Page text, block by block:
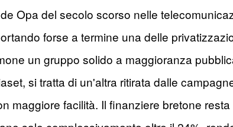
Opa del secolo scorso nelle
forse a termine una delle
un gruppo solido a maggioranza
si tratta di un'altra ritirata dalle
maggiore facilità. Il finanziere bretone